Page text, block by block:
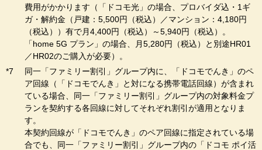
費用がかかります（「ドコモ光」の場合、プロバイダ込・1ギ
ガ・解約金（戸建：5,500円（税込）／マンション：4,180円
（税込））有で月4,400円（税込）～5,940円（税込）。
「home 5G プラン」の場合、月5,280円（税込）と別途HR01
／HR02のご購入が必要）。
同一「ファミリー割引」グループ内に、「ドコモでんき」のペ
ア回線（「ドコモでんき」と対になる携帯電話回線）が含まれ
ている場合、同一「ファミリー割引」グループ内の対象料金プ
ランを契約する各回線に対してそれぞれ割引が適用となりま
す。
本契約回線が「ドコモでんき」のペア回線に指定されている場
合でも、同一「ファミリー割引」グループ内の「ドコモ ポイ活